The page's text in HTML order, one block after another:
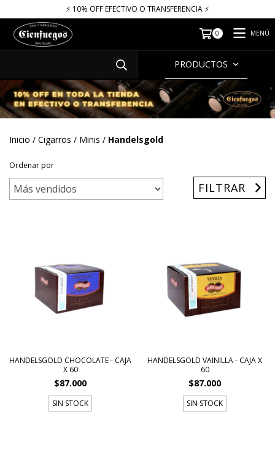
⚡​​​ 10% OFF EFECTIVO O TRANSFERENCIA ⚡​
0 MENÚ
PRODUCTOS
Inicio / Cigarros / Minis / Handelsgold
Ordenar por
FILTRAR
HANDELSGOLD CHOCOLATE - CAJA
X 60
$87.000
SIN STOCK
HANDELSGOLD VAINILLA - CAJA X
60
$87.000
SIN STOCK